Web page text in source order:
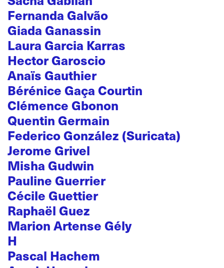
Fernanda Galvão
Giada Ganassin
Laura Garcia Karras
Hector Garoscio
Anaïs Gauthier
Bérénice Gaça Courtin
Clémence Gbonon
Quentin Germain
Federico González (Suricata)
Jerome Grivel
Misha Gudwin
Pauline Guerrier
Cécile Guettier
Raphaël Guez
Marion Artense Gély
H
Pascal Hachem